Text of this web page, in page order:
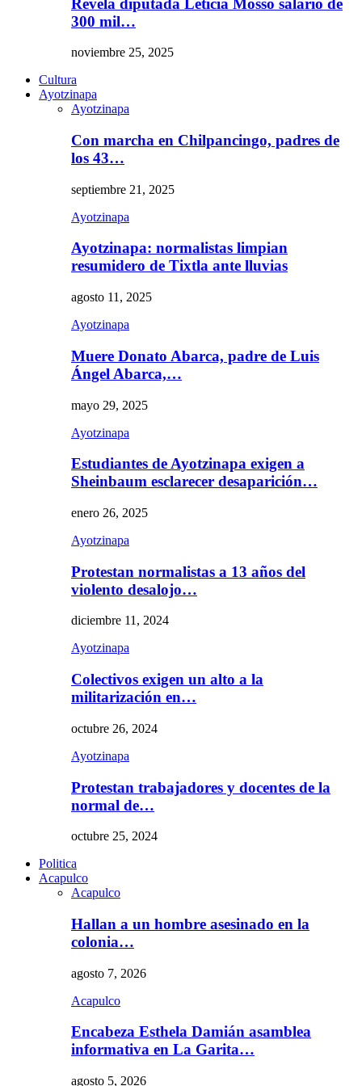
300 mil…
noviembre 25, 2025
Cultura
Ayotzinapa
Ayotzinapa
Con marcha en Chilpancingo, padres de
los 43…
septiembre 21, 2025
Ayotzinapa
Ayotzinapa: normalistas limpian
resumidero de Tixtla ante lluvias
agosto 11, 2025
Ayotzinapa
Muere Donato Abarca, padre de Luis
Ángel Abarca,…
mayo 29, 2025
Ayotzinapa
Estudiantes de Ayotzinapa exigen a
Sheinbaum esclarecer desaparición…
enero 26, 2025
Ayotzinapa
Protestan normalistas a 13 años del
violento desalojo…
diciembre 11, 2024
Ayotzinapa
Colectivos exigen un alto a la
militarización en…
octubre 26, 2024
Ayotzinapa
Protestan trabajadores y docentes de la
normal de…
octubre 25, 2024
Politica
Acapulco
Acapulco
Hallan a un hombre asesinado en la
colonia…
agosto 7, 2026
Acapulco
Encabeza Esthela Damián asamblea
informativa en La Garita…
agosto 5, 2026